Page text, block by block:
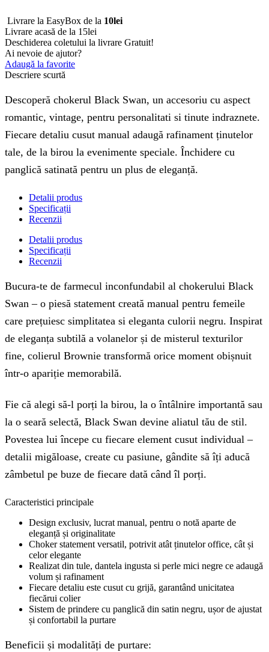
Livrare la EasyBox de la 10lei
Livrare acasă de la 15lei
Deschiderea coletului la livrare Gratuit!
Ai nevoie de ajutor?
Adaugă la favorite
Descriere scurtă
Descoperă chokerul Black Swan, un accesoriu cu aspect
romantic, vintage, pentru personalitati si tinute indraznete.
Fiecare detaliu cusut manual adaugă rafinament ținutelor
tale, de la birou la evenimente speciale. Închidere cu
panglică satinată pentru un plus de eleganță.
Detalii produs
Specificații
Recenzii
Detalii produs
Specificații
Recenzii
Bucura-te de farmecul inconfundabil al chokerului Black
Swan – o piesă statement creată manual pentru femeile
care prețuiesc simplitatea si eleganta culorii negru. Inspirat
de eleganța subtilă a volanelor și de misterul texturilor
fine, colierul Brownie transformă orice moment obișnuit
într-o apariție memorabilă.
Fie că alegi să-l porți la birou, la o întâlnire importantă sau
la o seară selectă, Black Swan devine aliatul tău de stil.
Povestea lui începe cu fiecare element cusut individual –
detalii migăloase, create cu pasiune, gândite să îți aducă
zâmbetul pe buze de fiecare dată când îl porți.
Caracteristici principale
Design exclusiv, lucrat manual, pentru o notă aparte de
eleganță și originalitate
Choker statement versatil, potrivit atât ținutelor office, cât și
celor elegante
Realizat din tule, dantela ingusta si perle mici negre ce adaugă
volum și rafinament
Fiecare detaliu este cusut cu grijă, garantând unicitatea
fiecărui colier
Sistem de prindere cu panglică din satin negru, ușor de ajustat
și confortabil la purtare
Beneficii și modalități de purtare: